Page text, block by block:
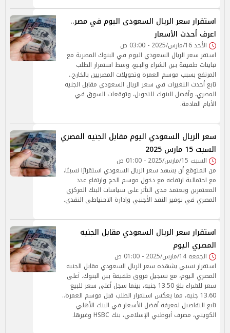
استقرار سعر الريال السعودى اليوم في مصر..
اعرف أحدث الأسعار
الأحد 16/مارس/2025 - 03:00 ص
استقر سعر الريال السعودي اليوم في البنوك المصرية مع
تباينات طفيفة بين الشراء والبيع، وسط استمرار الطلب
المرتفع بسبب موسم العمرة وتحويلات المصريين بالخارج..
تابع أحدث التغيرات في سعر الريال السعودي مقابل الجنيه
المصري، وأفضل البنوك للتحويل، وتوقعات السوق في
الأيام القادمة.
سعر الريال السعودي اليوم مقابل الجنيه المصري
السبت 15 مارس 2025
السبت 15/مارس/2025 - 01:00 ص
من المتوقع أن يشهد سعر الريال السعودي استقرارًا نسبيًا،
مع احتمالية ارتفاعه مع دخول موسم الحج وارتفاع عدد
المعتمرين ويعتمد مدى التأثر على سياسات البنك المركزي
المصري في توفير النقد الأجنبي وإدارة الاحتياطي النقدي.
استقرار سعر الريال السعودي مقابل الجنيه
المصري اليوم
الجمعة 14/مارس/2025 - 01:00 ص
استقرار نسبي يشهده سعر الريال السعودي مقابل الجنيه
المصري اليوم، مع تسجيل فروق طفيفة بين البنوك. أعلى
سعر للشراء بلغ 13.50 جنيه، بينما سجل أعلى سعر للبيع
13.60 جنيه، مما يعكس استمرار الطلب قبل موسم العمرة..
تابع التفاصيل لمعرفة أفضل الأسعار في البنك الأهلي
الكويتي، مصرف أبوظبي الإسلامي، بنك HSBC وغيرها.